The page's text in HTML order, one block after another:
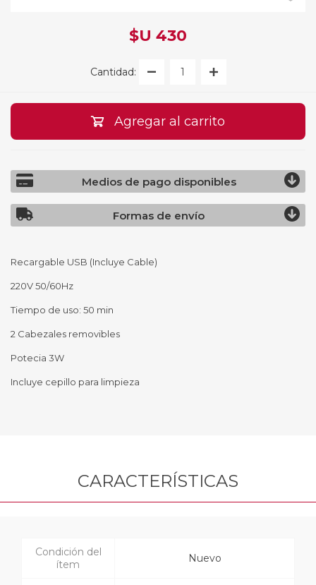
$U 430
Cantidad:
Agregar al carrito
Medios de pago disponibles
Formas de envío
Recargable USB (Incluye Cable)
220V 50/60Hz
Tiempo de uso: 50 min
2 Cabezales removibles
Potecia 3W
Incluye cepillo para limpieza
CARACTERÍSTICAS
Condición del
ítem
Nuevo